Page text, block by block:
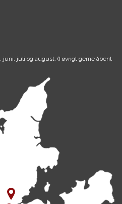
juni, juli og august. (I øvrigt gerne åbent